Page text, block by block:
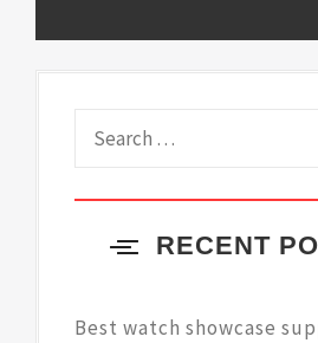
RECENT
Best watch showcase